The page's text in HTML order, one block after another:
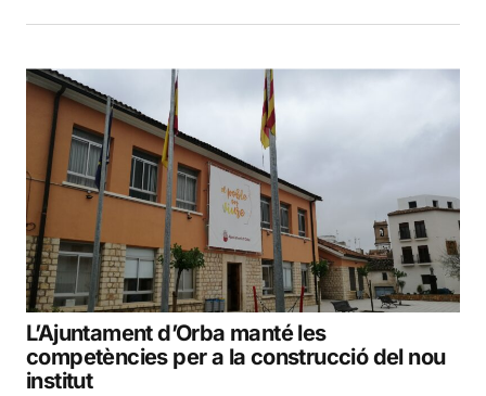
L’Ajuntament d’Orba manté les
competències per a la construcció del nou
institut